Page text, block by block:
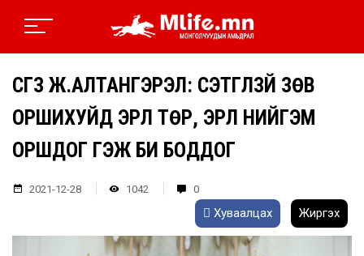
СГЗ Ж.АЛТАНГЭРЭЛ: СЭТГҮҮЛЗҮЙ ЗӨВ
ОРШИХУЙД ЭРҮҮЛ ТӨР, ЭРҮҮЛ НИЙГЭМ
ОРШДОГ ГЭЖ БИ БОДДОГ
2021-12-28 1042 0
Хуваалцах Жиргэх